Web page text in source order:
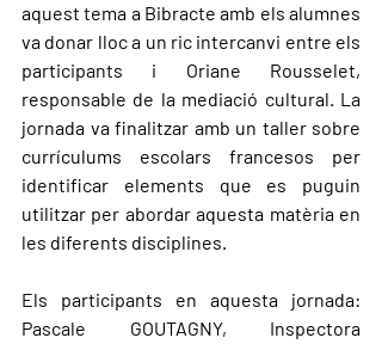
aquest tema a Bibracte amb els alumnes
va donar lloc a un ric intercanvi entre els
participants i Oriane Rousselet,
responsable de la mediació cultural. La
jornada va finalitzar amb un taller sobre
currículums escolars francesos per
identificar elements que es puguin
utilitzar per abordar aquesta matèria en
les diferents disciplines.
Els participants en aquesta jornada:
Pascale GOUTAGNY, Inspectora